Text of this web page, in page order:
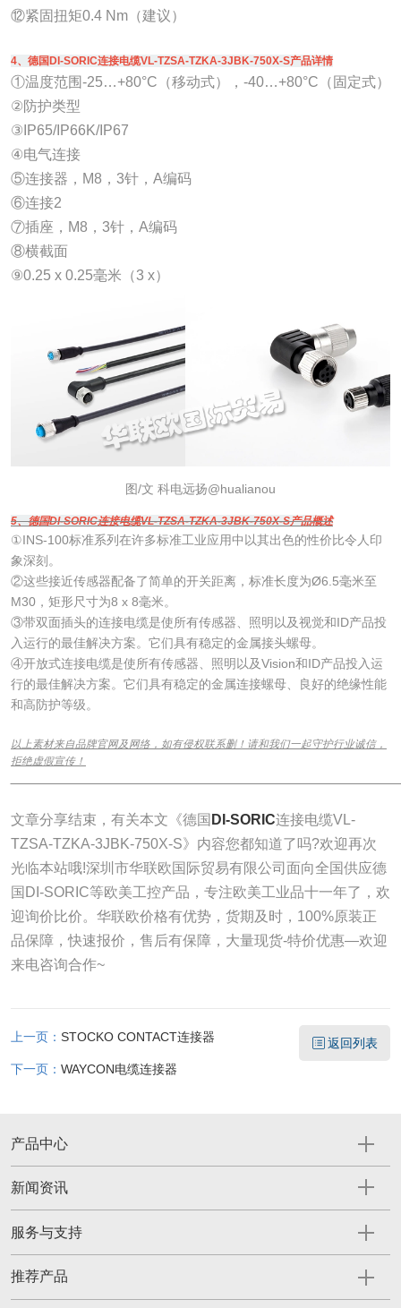
⑫紧固扭矩0.4 Nm（建议）
4、德国DI-SORIC连接电缆VL-TZSA-TZKA-3JBK-750X-S产品详情
①温度范围-25…+80°C（移动式），-40…+80°C（固定式）
②防护类型
③IP65/IP66K/IP67
④电气连接
⑤连接器，M8，3针，A编码
⑥连接2
⑦插座，M8，3针，A编码
⑧横截面
⑨0.25 x 0.25毫米（3 x）
图/文 科电远扬@hualianou
5、德国DI-SORIC连接电缆VL-TZSA-TZKA-3JBK-750X-S产品概述
①INS-100标准系列在许多标准工业应用中以其出色的性价比令人印
象深刻。
②这些接近传感器配备了简单的开关距离，标准长度为Ø6.5毫米至
M30，矩形尺寸为8 x 8毫米。
③带双面插头的连接电缆是使所有传感器、照明以及视觉和ID产品投
入运行的最佳解决方案。它们具有稳定的金属接头螺母。
④开放式连接电缆是使所有传感器、照明以及Vision和ID产品投入运
行的最佳解决方案。它们具有稳定的金属连接螺母、良好的绝缘性能
和高防护等级。
以上素材来自品牌官网及网络，如有侵权联系删！请和我们一起守护行业诚信，
拒绝虚假宣传！
文章分享结束，有关本文《德国 DI-SORIC连接电缆VL-
TZSA-TZKA-3JBK-750X-S》内容您都知道了吗?欢迎再次
光临本站哦!深圳市华联欧国际贸易有限公司面向全国供应德
国DI-SORIC等欧美工控产品，专注欧美工业品十一年了，欢
迎询价比价。华联欧价格有优势，货期及时，100%原装正
品保障，快速报价，售后有保障，大量现货-特价优惠—欢迎
来电咨询合作~
上一页： STOCKO CONTACT连接器
下一页： WAYCON电缆连接器
返回列表
产品中心
新闻资讯
服务与支持
推荐产品